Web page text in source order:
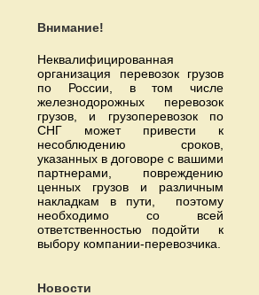
Внимание!
Неквалифицированная
организация перевозок грузов
по России, в том числе
железнодорожных перевозок
грузов, и грузоперевозок по
СНГ может привести к
несоблюдению сроков,
указанных в договоре с вашими
партнерами, повреждению
ценных грузов и различным
накладкам в пути, поэтому
необходимо со всей
ответственностью подойти к
выбору компании-перевозчика.
Новости